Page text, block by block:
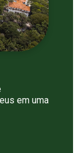
em uma